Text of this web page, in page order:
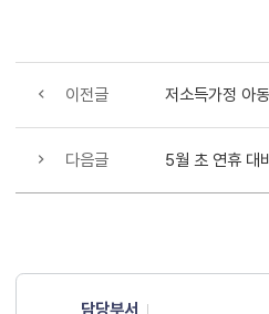
이전글
다음글
담당부서